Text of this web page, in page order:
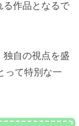
る作品となるで
独自の視点を盛
って特別な一